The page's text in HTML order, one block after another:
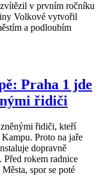
v prvním ročníku
Volkové vytvořil
a podloubím
Praha 1 jde
řidiči
řidiči, kteří
Proto na jaře
dopravně
Před rokem radnice
spor se poté